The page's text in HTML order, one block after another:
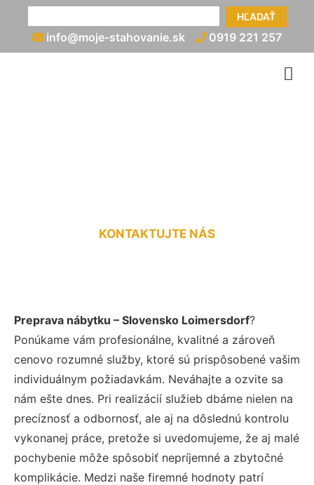
HĽADAŤ
info@moje-stahovanie.sk 0919 221 257
KONTAKTUJTE NÁS
Preprava nábytku – Slovensko Loimersdorf?
Ponúkame vám profesionálne, kvalitné a zároveň
cenovo rozumné služby, ktoré sú prispôsobené vašim
individuálnym požiadavkám. Neváhajte a ozvite sa
nám ešte dnes. Pri realizácií služieb dbáme nielen na
precíznosť a odbornosť, ale aj na dôslednú kontrolu
vykonanej práce, pretože si uvedomujeme, že aj malé
pochybenie môže spôsobiť nepríjemné a zbytočné
komplikácie. Medzi naše firemné hodnoty patrí